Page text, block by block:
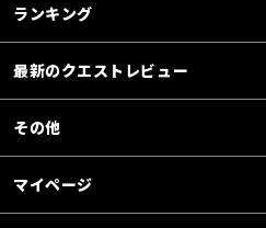
ランキング
最新のクエストレビュー
その他
マイページ